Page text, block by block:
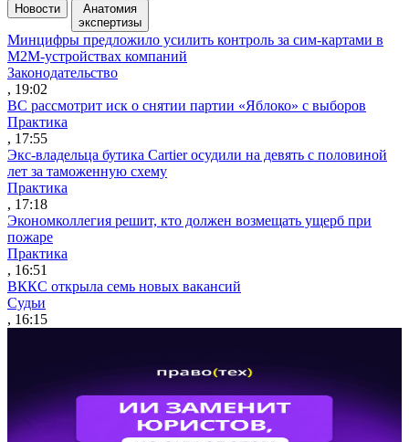
Новости
Анатомия
экспертизы
Минцифры предложило усилить контроль за сим-картами в
M2M-устройствах компаний
Законодательство
, 19:02
ВС рассмотрит иск о снятии партии «Яблоко» с выборов
Практика
, 17:55
Экс-владельца бутика Cartier осудили на девять с половиной
лет за таможенную схему
Практика
, 17:18
Экономколлегия решит, кто должен возмещать ущерб при
пожаре
Практика
, 16:51
ВККС открыла семь новых вакансий
Судьи
, 16:15